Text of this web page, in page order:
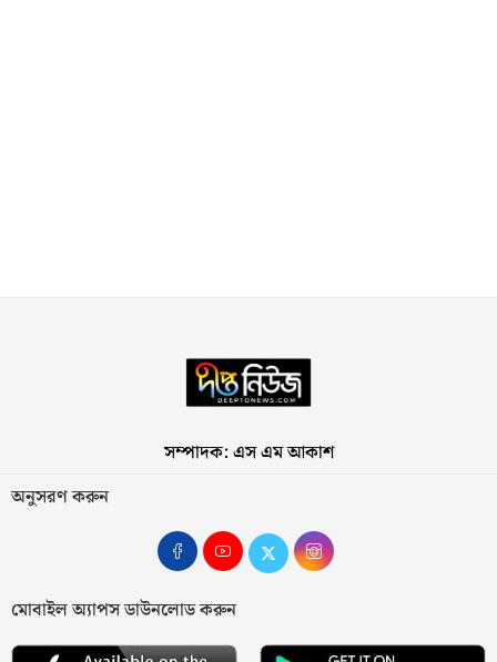
সম্পাদক: এস এম আকাশ
অনুসরণ করুন
মোবাইল অ্যাপস ডাউনলোড করুন